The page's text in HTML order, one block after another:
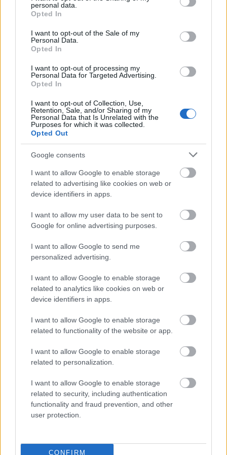
grant or deny consent to Google and its third-party tags to
use your data for below specified purposes in below Google
consent section.
personal data.
Opted In
I want to opt-out of the Sale of my
Personal Data.
Opted In
I want to opt-out of processing my
Personal Data for Targeted Advertising.
Opted In
I want to opt-out of Collection, Use,
Retention, Sale, and/or Sharing of my
Personal Data that Is Unrelated with the
Purposes for which it was collected.
Opted Out
Google consents
I want to allow Google to enable storage
related to advertising like cookies on web or
device identifiers in apps.
I want to allow my user data to be sent to
Google for online advertising purposes.
I want to allow Google to send me
personalized advertising.
I want to allow Google to enable storage
related to analytics like cookies on web or
device identifiers in apps.
I want to allow Google to enable storage
related to functionality of the website or app.
I want to allow Google to enable storage
related to personalization.
I want to allow Google to enable storage
related to security, including authentication
functionality and fraud prevention, and other
user protection.
CONFIRM
Indiferent de stilul ales, tendinta este insa ca
momentul va fi unul de succes daca mirii nu se
concentreaza atat de mult pe tehnica, ci mai mult
pe a savura clipa unica pe care o traiesc.
"Am observat, inclusiv la toate evenimentele de
profil, ca tot mai multi viitori miri isi doresc sa
arate natural, sa fie romantici. Nu isi doresc
neaparat coregrafii sofisticate, ci sa transmita un
mesaj simplu: ca sunt indragostiti, fericiti si ca isi
doresc si ca invitatii lor sa se simta la fel", a mai
Cum va fi nunta ta în funcție de zodie
Borsetă de umăr vs. borsetă de brâu:
Ce parfum ți se potrivește în funcție de